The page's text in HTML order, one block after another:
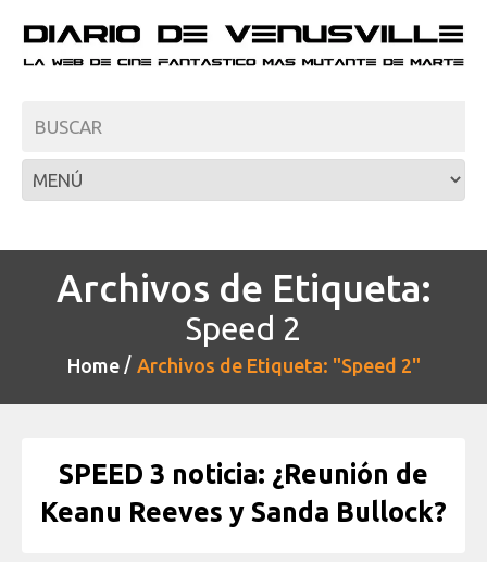
Archivos de Etiqueta:
Speed 2
Home Archivos de Etiqueta: "Speed 2"
SPEED 3 noticia: ¿Reunión de
Keanu Reeves y Sanda Bullock?